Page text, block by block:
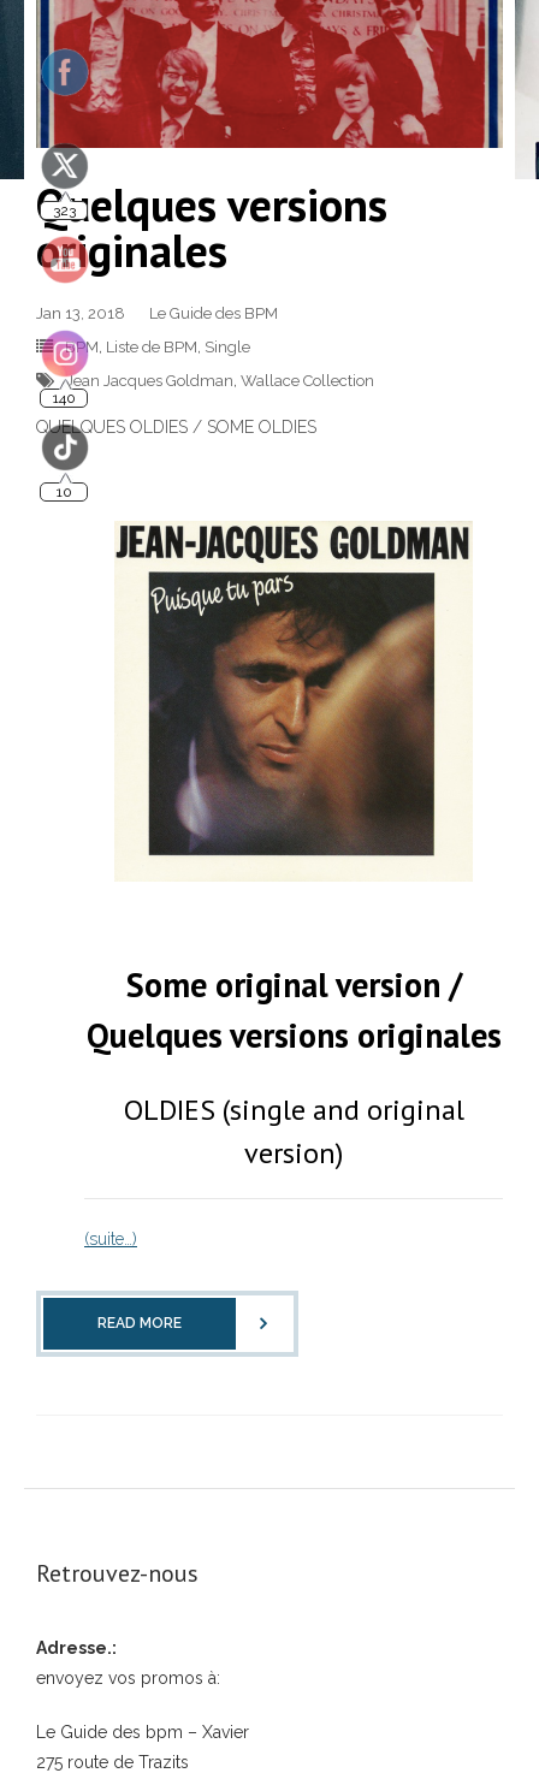
Quelques versions
originales
Jan 13, 2018
Le Guide des BPM
BPM, Liste de BPM, Single
Jean Jacques Goldman, Wallace Collection
QUELQUES OLDIES / SOME OLDIES
Some original version /
Quelques versions originales
OLDIES (single and original
version)
(suite…)
READ MORE
Retrouvez-nous
Adresse.:
envoyez vos promos à:
Le Guide des bpm – Xavier
275 route de Trazits
323
140
10